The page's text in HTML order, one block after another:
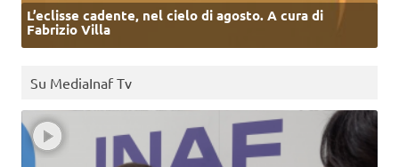
L’eclisse cadente, nel cielo di agosto. A cura di
Fabrizio Villa
Su MediaInaf Tv